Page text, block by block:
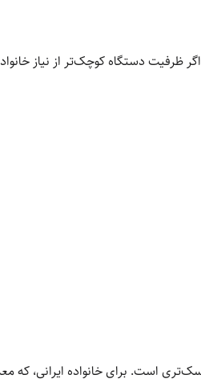
ظرفیت دستگاه کوچک‌تر از نیاز
معمولاً ظرفیت 5 تا 7 لیتر انتخاب کم‌ریسک‌تری است.